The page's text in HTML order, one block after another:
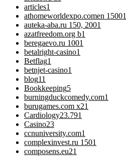
articles1
athomeworldexpo.comen 15001
auteka-aba.ru 150, 2001
azatfreedom.org b1
beregaevo.ru 1001
betalright-casino1
Betflag1
betnjet-casino1
blog11
Bookkeeping5
burningduckcomedy.com1
burugames.com x21
Cardiology23.791
Casino23
ccnuniversity.com1
complexinvest.ru 1501
composens.eu21